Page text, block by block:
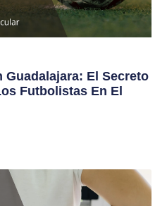
Guadalajara: El Secreto
Futbolistas En El